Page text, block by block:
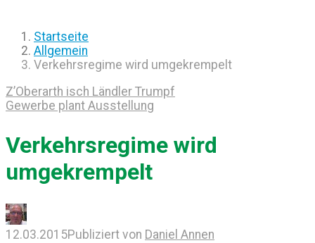
Startseite
Allgemein
Verkehrsregime wird umgekrempelt
Z’Oberarth isch Ländler Trumpf
Gewerbe plant Ausstellung
Verkehrsregime wird
umgekrempelt
12.03.2015Publiziert von Daniel Annen